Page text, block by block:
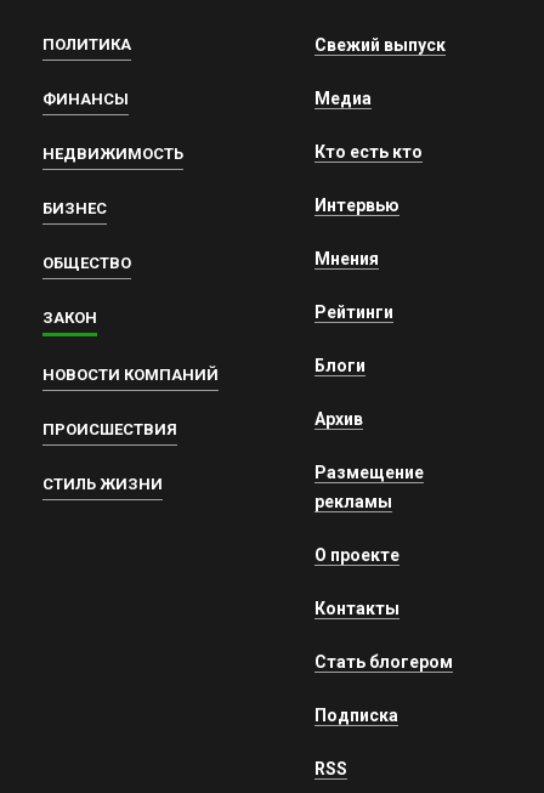
ПОЛИТИКА
ФИНАНСЫ
НЕДВИЖИМОСТЬ
БИЗНЕС
ОБЩЕСТВО
ЗАКОН
НОВОСТИ КОМПАНИЙ
ПРОИСШЕСТВИЯ
СТИЛЬ ЖИЗНИ
Свежий выпуск
Медиа
Кто есть кто
Интервью
Мнения
Рейтинги
Блоги
Архив
Размещение
рекламы
О проекте
Контакты
Стать блогером
Подписка
RSS